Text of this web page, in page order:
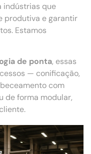
indústrias que
produtiva e garantir
Estamos
de ponta, essas
— conificação,
com
de forma modular,